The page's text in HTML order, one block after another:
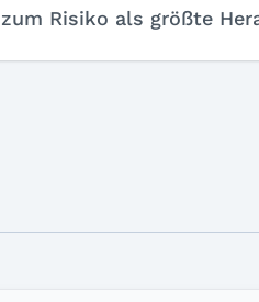
Risiko als größte